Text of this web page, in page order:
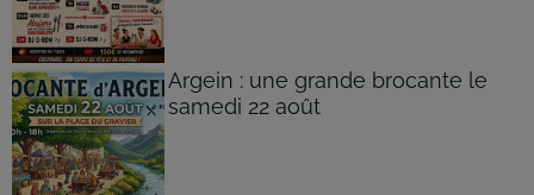
Argein : une grande brocante le
samedi 22 août